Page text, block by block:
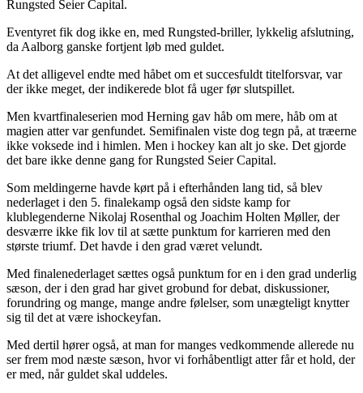
Rungsted Seier Capital.
Eventyret fik dog ikke en, med Rungsted-briller, lykkelig afslutning,
da Aalborg ganske fortjent løb med guldet.
At det alligevel endte med håbet om et succesfuldt titelforsvar, var
der ikke meget, der indikerede blot få uger før slutspillet.
Men kvartfinaleserien mod Herning gav håb om mere, håb om at
magien atter var genfundet. Semifinalen viste dog tegn på, at træerne
ikke voksede ind i himlen. Men i hockey kan alt jo ske. Det gjorde
det bare ikke denne gang for Rungsted Seier Capital.
Som meldingerne havde kørt på i efterhånden lang tid, så blev
nederlaget i den 5. finalekamp også den sidste kamp for
klublegenderne Nikolaj Rosenthal og Joachim Holten Møller, der
desværre ikke fik lov til at sætte punktum for karrieren med den
største triumf. Det havde i den grad været velundt.
Med finalenederlaget sættes også punktum for en i den grad underlig
sæson, der i den grad har givet grobund for debat, diskussioner,
forundring og mange, mange andre følelser, som unægteligt knytter
sig til det at være ishockeyfan.
Med dertil hører også, at man for manges vedkommende allerede nu
ser frem mod næste sæson, hvor vi forhåbentligt atter får et hold, der
er med, når guldet skal uddeles.